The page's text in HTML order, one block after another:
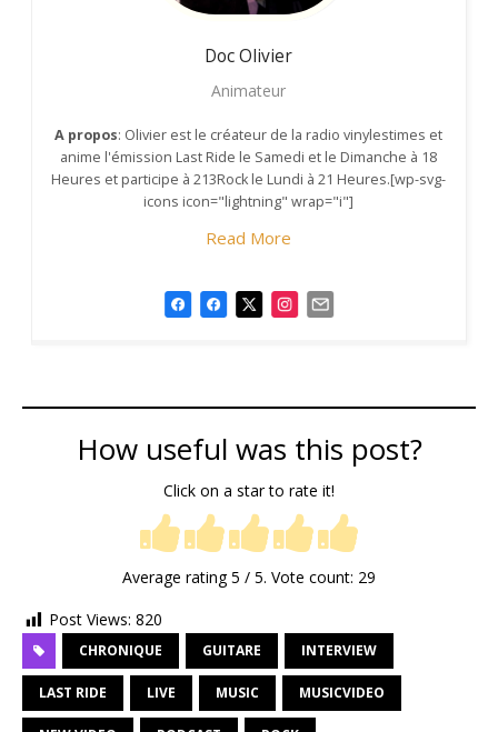
Doc Olivier
Animateur
A propos: Olivier est le créateur de la radio vinylestimes et
anime l'émission Last Ride le Samedi et le Dimanche à 18
Heures et participe à 213Rock le Lundi à 21 Heures.[wp-svg-
icons icon="lightning" wrap="i"]
Read More
How useful was this post?
Click on a star to rate it!
Average rating5 / 5. Vote count: 29
Post Views: 820
CHRONIQUE GUITARE INTERVIEW
LAST RIDE LIVE MUSIC MUSICVIDEO